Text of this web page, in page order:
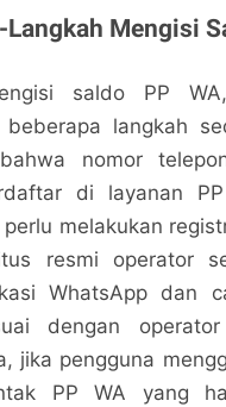
Langkah Mengisi
saldo PP
beberapa langkah
nomor
di layanan
perlu melakukan
resmi operator
WhatsApp dan
dengan
jika pengguna
PP WA yang